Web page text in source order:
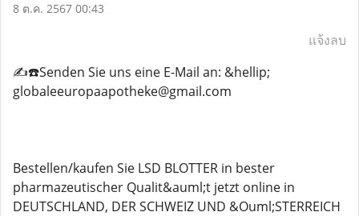
8 ต.ค. 2567 00:43
แจ้งลบ
✍️☎️Senden Sie uns eine E-Mail an: &hellip;
globaleeuropaapotheke@gmail.com
Bestellen/kaufen Sie LSD BLOTTER in bester
pharmazeutischer Qualit&auml;t jetzt online in
DEUTSCHLAND, DER SCHWEIZ UND &Ouml;STERREICH